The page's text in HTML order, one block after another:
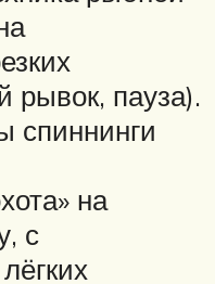
рывок, пауза).
спиннинги
на
с